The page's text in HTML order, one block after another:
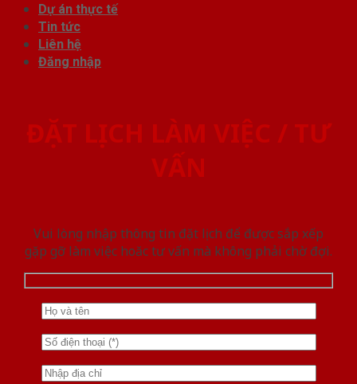
Dự án thực tế
Tin tức
Liên hệ
Đăng nhập
ĐẶT LỊCH LÀM VIỆC / TƯ
VẤN
Vui lòng nhập thông tin đặt lịch để được sắp xếp
gặp gỡ làm việc hoăc tư vấn mà không phải chờ đợi.